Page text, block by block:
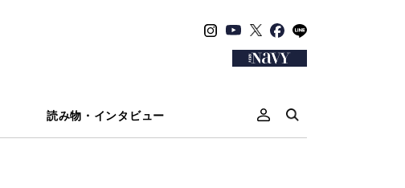
読み物・インタビュー